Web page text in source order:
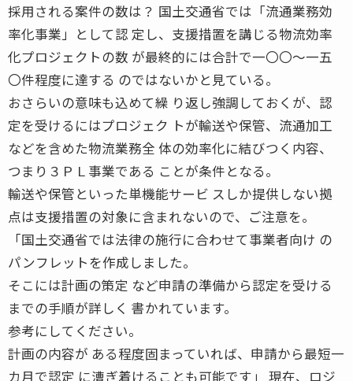
採用される案件の数は？ 国土交通省では「流通業務効
率化事業」として認 定し、支援措置を講じる物流効率
化プロジェクトの数 が最終的には合計で一〇〇〜一五
〇件程度に達する のではないかと見ている。
おさらいの意味も込めて繰 り返し強調しておくが、認
定を受けるにはプロジェク トが輸送や保管、流通加工
などを含めた物流業務全 体の効率化に結びつく内容、
つまり３ＰＬ事業である ことが条件となる。
輸送や保管といった単機能サービ スしか提供しない拠
点は支援措置の対象に含まれないので、ご注意を。
「国土交通省では法律の施行に合わせて事業者向け の
パンフレットを作成しました。
そこには計画の策定 など申請の準備から認定を受ける
までの手順が詳しく 書かれています。
参考にしてください。
計画の内容が ある程度固まっていれば、申請から最短一
カ月で認定 に漕ぎ着けることも可能です」 現在、ロジ